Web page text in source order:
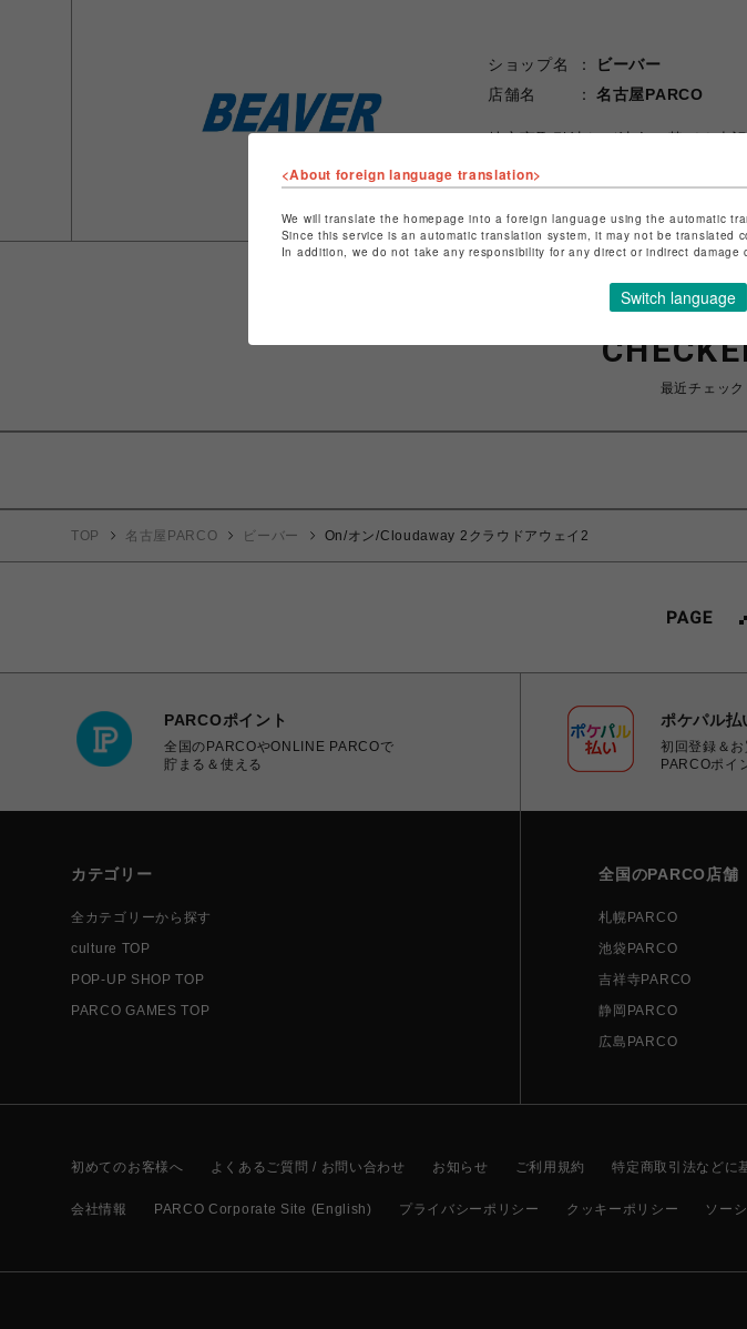
ショップ名
ビーバー
店舗名
名古屋PARCO
特定商取引法など法令に基づく表
ショップお問い合わせは
最近チェッ
TOP 名古屋PARCO ビーバー On/オン/Cloudaway 2クラウドアウェイ2
PARCOポイント
全国のPARCOやONLINE PARCOで
貯まる＆使える
ポケパル払
初回登録＆
PARCOポイ
カテゴリー
全カテゴリーから探す
culture TOP
POP-UP SHOP TOP
PARCO GAMES TOP
全国のPARCO店舗
札幌PARCO
池袋PARCO
吉祥寺PARCO
静岡PARCO
広島PARCO
初めてのお客様へ よくあるご質問 / お問い合わせ お知らせ ご利用規約 特定商取引法などに
会社情報 PARCO Corporate Site (English) プライバシーポリシー クッキーポリシー ソー
<About foreign language translation>
We will translate the homepage into a foreign language using the automatic
Since this service is an automatic translation system, it may not be
In addition, we do not take any responsibility for any direct or indirect
Switch language